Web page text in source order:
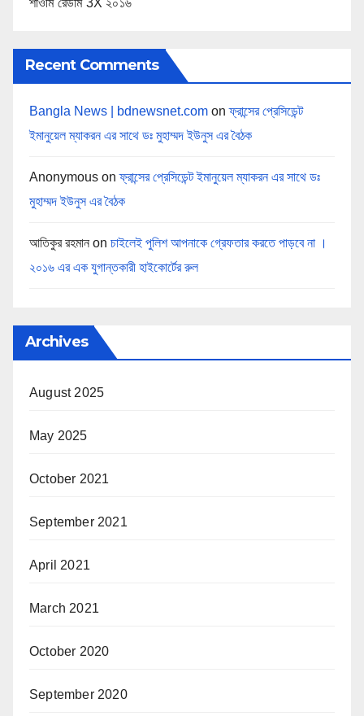
শাওমি রেডমি 3X ২০১৬
Recent Comments
Bangla News | bdnewsnet.com onফ্রান্সের প্রেসিডেন্ট
ইমানুয়েল ম্যাকরন এর সাথে ডঃ মুহাম্মদ ইউনুস এর বৈঠক
Anonymous onফ্রান্সের প্রেসিডেন্ট ইমানুয়েল ম্যাকরন এর সাথে ডঃ
মুহাম্মদ ইউনুস এর বৈঠক
আতিকুর রহমান on চাইলেই পুলিশ আপনাকে গ্রেফতার করতে পাড়বে না ।
২০১৬ এর এক যুগান্তকারী হাইকোর্টের রুল
Archives
August 2025
May 2025
October 2021
September 2021
April 2021
March 2021
October 2020
September 2020